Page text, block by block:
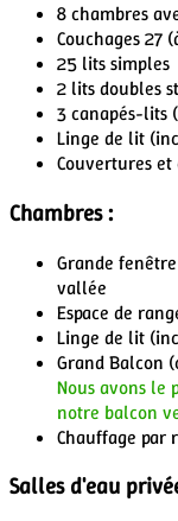
8 chambres
Couchages 27
25 lits simples
2 lits doubles
3 canapés-lits
Linge de lit
Couvertures
Chambres :
Grande
vallée
Espace de
Linge de lit
Grand Balcon
Nous avons le
notre balcon
Chauffage par
Salles d'eau